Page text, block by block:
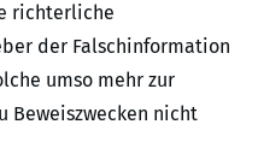
richterliche
der Falschinformation
umso mehr zur
Beweiszwecken nicht